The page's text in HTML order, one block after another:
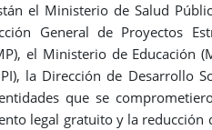
el Ministerio de Salud
General de Proyectos
el Ministerio de Educación
la Dirección de Desarrollo
que se
legal gratuito y la reducción